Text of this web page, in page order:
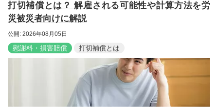
打切補償とは？ 解雇される可能性や計算方法を労
災被災者向けに解説
公開: 2026年08月05日
慰謝料・損害賠償 打切補償とは